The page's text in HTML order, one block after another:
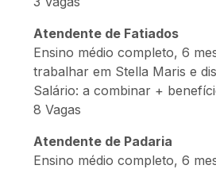
Atendente de Fatiados
Ensino médio completo, 6
trabalhar em Stella Maris e
Salário: a combinar +
8 Vagas
Atendente de Padaria
Ensino médio completo, 6